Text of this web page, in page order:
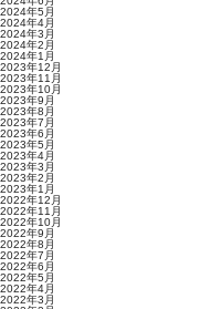
2024年5月
2024年4月
2024年3月
2024年2月
2024年1月
2023年12月
2023年11月
2023年10月
2023年9月
2023年8月
2023年7月
2023年6月
2023年5月
2023年4月
2023年3月
2023年2月
2023年1月
2022年12月
2022年11月
2022年10月
2022年9月
2022年8月
2022年7月
2022年6月
2022年5月
2022年4月
2022年3月